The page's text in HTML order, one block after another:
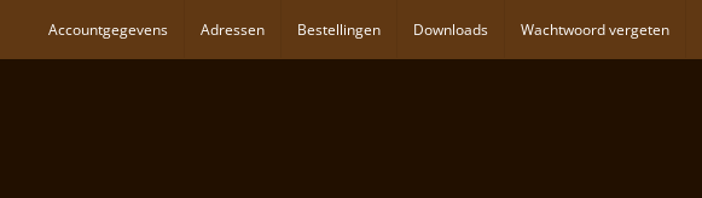
Accountgegevens Adressen Bestellingen Downloads Wachtwoord vergeten